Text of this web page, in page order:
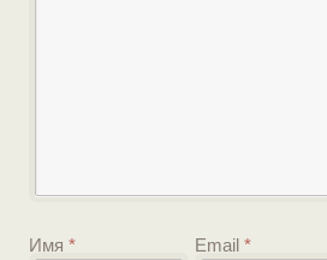
Имя* Email*